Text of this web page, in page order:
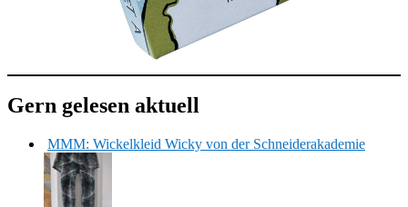
Gern gelesen aktuell
MMM: Wickelkleid Wicky von der Schneiderakademie